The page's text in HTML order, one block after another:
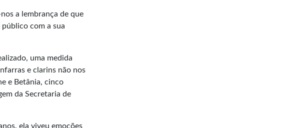
a lembrança de que
com a sua
uma medida
e clarins não nos
e Betânia, cinco
da Secretaria de
ela viveu emoções